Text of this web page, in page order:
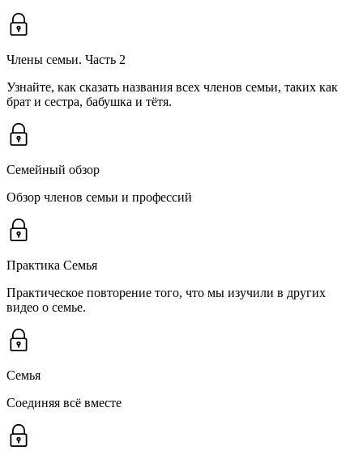
Члены семьи. Часть 2
Узнайте, как сказать названия всех членов семьи, таких как
брат и сестра, бабушка и тётя.
Семейный обзор
Обзор членов семьи и профессий
Практика Семья
Практическое повторение того, что мы изучили в других
видео о семье.
Семья
Соединяя всё вместе